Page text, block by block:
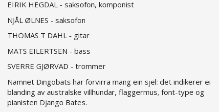
EIRIK HEGDAL - saksofon, komponist
NJÅL ØLNES - saksofon
THOMAS T DAHL - gitar
MATS EILERTSEN - bass
SVERRE GJØRVAD - trommer
Namnet Dingobats har forvirra mang ein sjel: det indikerer ei
blanding av australske villhundar, flaggermus, font-type og
pianisten Django Bates.